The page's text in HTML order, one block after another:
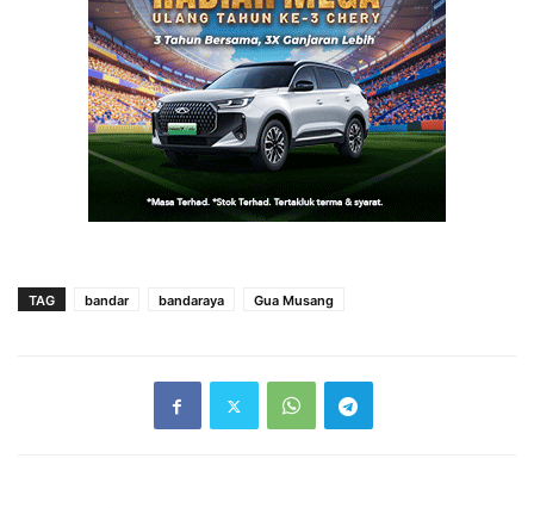
TAG bandar bandaraya Gua Musang